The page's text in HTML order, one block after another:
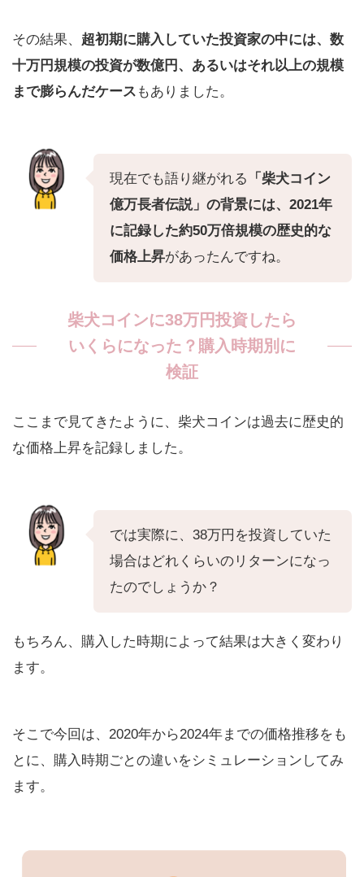
その結果、 超初期に購入していた投資家の中には、数
十万円規模の投資が数億円、あるいはそれ以上の規模
まで膨らんだケース もありました。
現在でも語り継がれる
「柴犬コイン
億万長者伝説」の背景には、2021年
に記録した約50万倍規模の歴史的な
価格上昇があったんですね。
柴犬コインに38万円投資したら
いくらになった？購入時期別に
検証
ここまで見てきたように、柴犬コインは過去に歴史的
な価格上昇を記録しました。
では実際に、38万円を投資していた
場合はどれくらいのリターンになっ
たのでしょうか？
もちろん、購入した時期によって結果は大きく変わり
ます。
そこで今回は、2020年から2024年までの価格推移をも
とに、購入時期ごとの違いをシミュレーションしてみ
ます。